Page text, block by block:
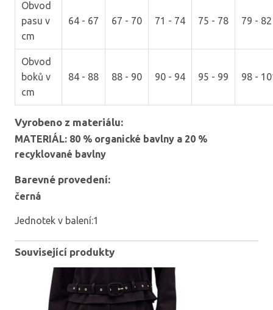
Obvod
pasu v
cm
64 - 67 67 - 70 71 - 74 75 - 78 79 - 82
Obvod
boků v
cm
84 - 88 88 - 90 90 - 94 95 - 99 98 -
Vyrobeno z materiálu:
MATERIÁL: 80 % organické bavlny a 20 %
recyklované bavlny
Barevné provedení:
černá
Jednotek v balení:1
Související produkty